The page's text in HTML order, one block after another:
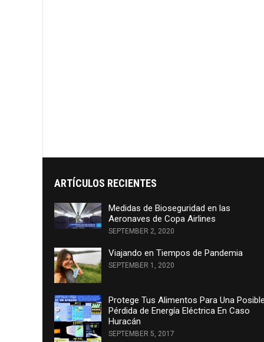
ARTÍCULOS RECIENTES
Medidas de Bioseguridad en las
Aeronaves de Copa Airlines
SEPTEMBER 2, 2020
Viajando en Tiempos de Pandemia
SEPTEMBER 1, 2020
Protege Tus Alimentos Para Una
Pérdida de Energía Eléctrica En Caso
Huracán
SEPTEMBER 5, 2017